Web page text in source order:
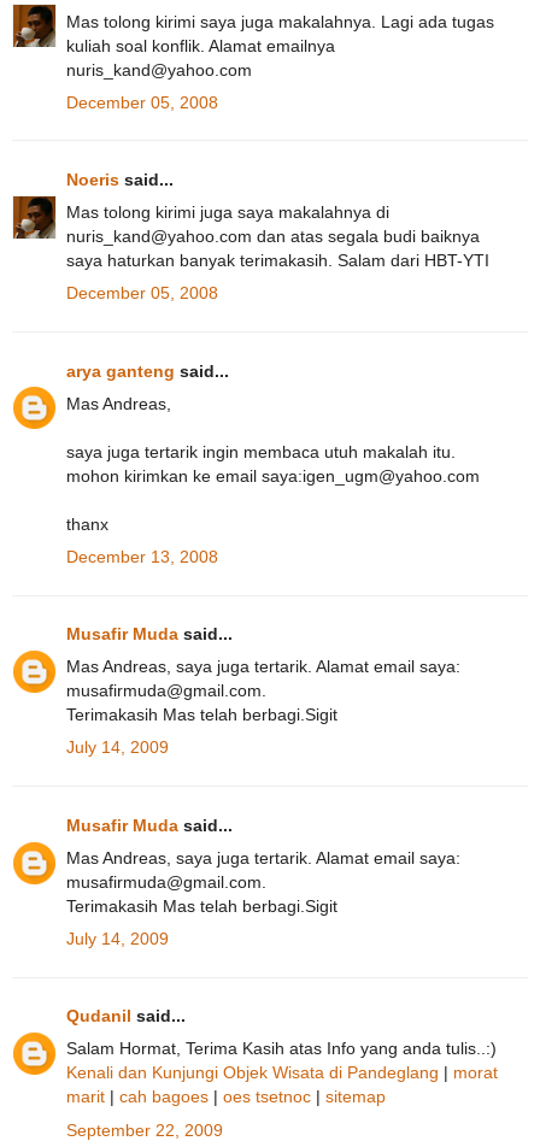
Mas tolong kirimi saya juga makalahnya. Lagi ada tugas
kuliah soal konflik. Alamat emailnya
nuris_kand@yahoo.com
December 05, 2008
Noeris said...
Mas tolong kirimi juga saya makalahnya di
nuris_kand@yahoo.com dan atas segala budi baiknya
saya haturkan banyak terimakasih. Salam dari HBT-YTI
December 05, 2008
arya ganteng said...
Mas Andreas,
saya juga tertarik ingin membaca utuh makalah itu.
mohon kirimkan ke email saya:igen_ugm@yahoo.com
thanx
December 13, 2008
Musafir Muda said...
Mas Andreas, saya juga tertarik. Alamat email saya:
musafirmuda@gmail.com.
Terimakasih Mas telah berbagi.Sigit
July 14, 2009
Musafir Muda said...
Mas Andreas, saya juga tertarik. Alamat email saya:
musafirmuda@gmail.com.
Terimakasih Mas telah berbagi.Sigit
July 14, 2009
Qudanil said...
Salam Hormat, Terima Kasih atas Info yang anda tulis..:)
Kenali dan Kunjungi Objek Wisata di Pandeglang | morat
marit | cah bagoes | oes tsetnoc | sitemap
September 22, 2009